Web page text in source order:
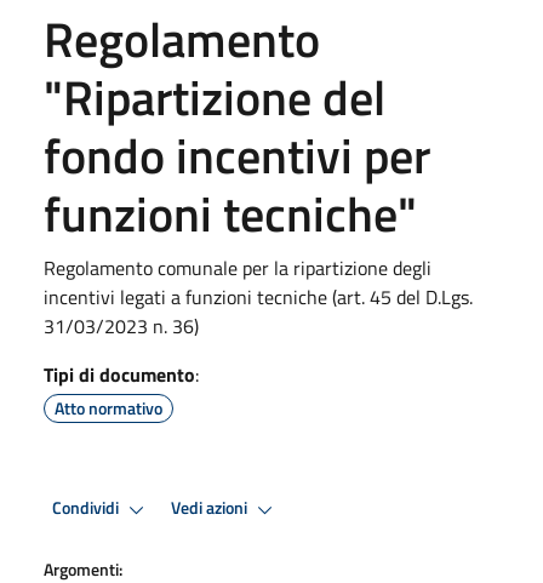
Regolamento
"Ripartizione del
fondo incentivi per
funzioni tecniche"
Regolamento comunale per la ripartizione degli
incentivi legati a funzioni tecniche (art. 45 del D.Lgs.
31/03/2023 n. 36)
Tipi di documento:
Atto normativo
Condividi Vedi azioni
Argomenti: